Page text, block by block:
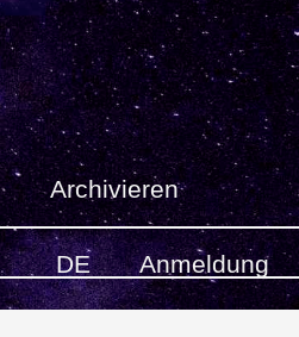
Archivieren
Anmeldung
DE